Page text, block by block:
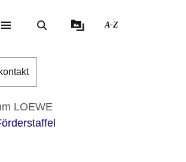
A-Z
LOEWE